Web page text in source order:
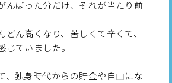
んばった分だけ、それが当たり前
どん高くなり、苦しくて辛くて、
じていました。
、独身時代からの貯金や自由にな